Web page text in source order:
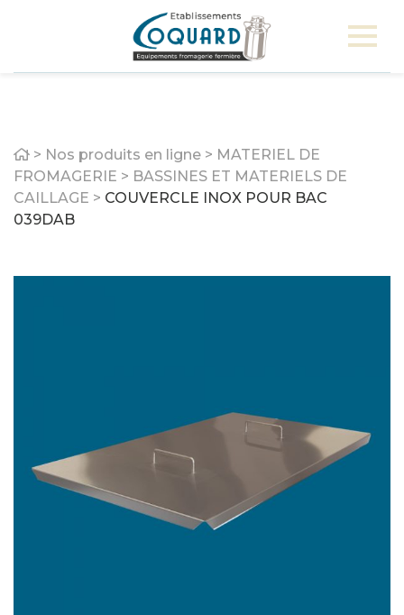
Home
> Nos produits en ligne > MATERIEL DE
FROMAGERIE > BASSINES ET MATERIELS DE
CAILLAGE > COUVERCLE INOX POUR BAC
039DAB